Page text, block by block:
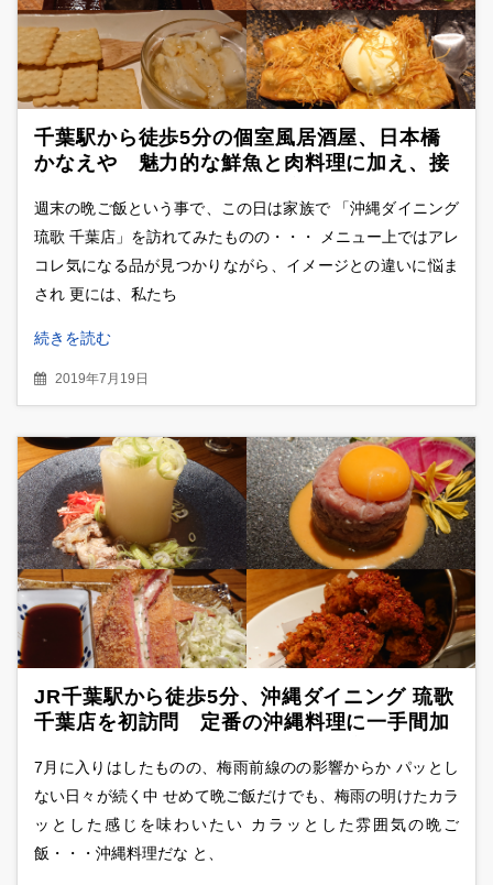
千葉駅から徒歩5分の個室風居酒屋、日本橋
かなえや 魅力的な鮮魚と肉料理に加え、接
週末の晩ご飯という事で、この日は家族で 「沖縄ダイニング
琉歌 千葉店」を訪れてみたものの・・・ メニュー上ではアレ
コレ気になる品が見つかりながら、イメージとの違いに悩ま
され 更には、私たち
続きを読む
2019年7月19日
JR千葉駅から徒歩5分、沖縄ダイニング 琉歌
千葉店を初訪問 定番の沖縄料理に一手間加
7月に入りはしたものの、梅雨前線のの影響からか パッとし
ない日々が続く中 せめて晩ご飯だけでも、梅雨の明けたカラ
ッとした感じを味わいたい カラッとした雰囲気の晩ご
飯・・・沖縄料理だな と、